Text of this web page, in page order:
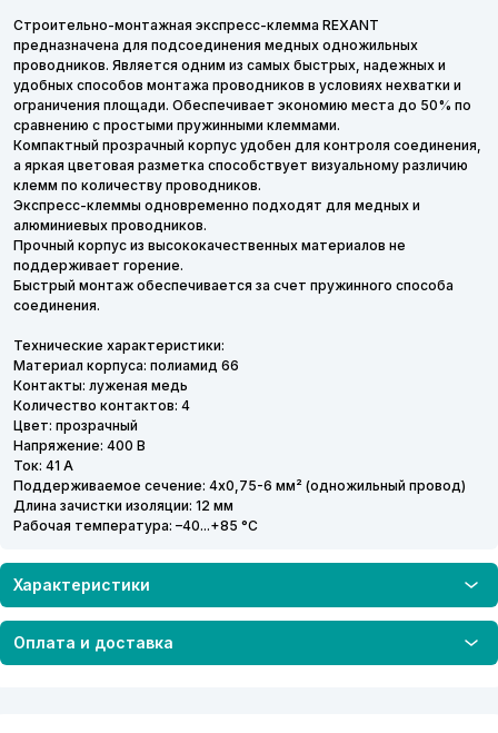
Строительно-монтажная экспресс-клемма REXANT
предназначена для подсоединения медных одножильных
проводников. Является одним из самых быстрых, надежных и
удобных способов монтажа проводников в условиях нехватки и
ограничения площади. Обеспечивает экономию места до 50% по
сравнению с простыми пружинными клеммами.
Компактный прозрачный корпус удобен для контроля соединения,
а яркая цветовая разметка способствует визуальному различию
клемм по количеству проводников.
Экспресс-клеммы одновременно подходят для медных и
алюминиевых проводников.
Прочный корпус из высококачественных материалов не
поддерживает горение.
Быстрый монтаж обеспечивается за счет пружинного способа
соединения.
Технические характеристики:
Материал корпуса: полиамид 66
Контакты: луженая медь
Количество контактов: 4
Цвет: прозрачный
Напряжение: 400 В
Ток: 41 А
Поддерживаемое сечение: 4x0,75-6 мм² (одножильный провод)
Длина зачистки изоляции: 12 мм
Рабочая температура: –40...+85 °С
Характеристики
Оплата и доставка